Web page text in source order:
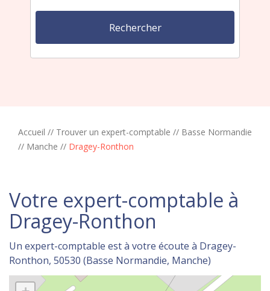
Accueil // Trouver un expert-comptable // Basse Normandie
// Manche // Dragey-Ronthon
Votre expert-comptable à
Dragey-Ronthon
Un expert-comptable est à votre écoute à Dragey-
Ronthon, 50530 (Basse Normandie, Manche)